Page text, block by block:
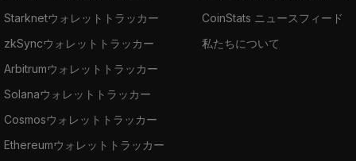
Starknetウォレットトラッカー
zkSyncウォレットトラッカー
Arbitrumウォレットトラッカー
Solanaウォレットトラッカー
Cosmosウォレットトラッカー
Ethereumウォレットトラッカー
CoinStats ニュースフィード
私たちについて